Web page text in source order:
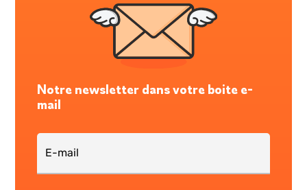
Notre newsletter dans votre boite e-
mail